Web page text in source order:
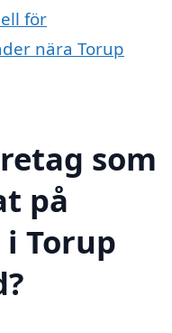
för
nära Torup
som
på
Torup